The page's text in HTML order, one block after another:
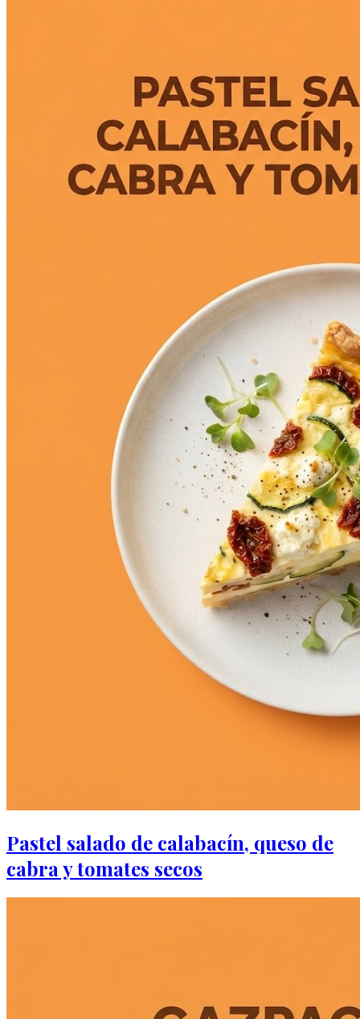
Pastel salado de calabacín, queso de
cabra y tomates secos